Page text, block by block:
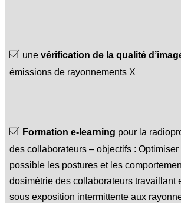
une vérification de la qualité
émissions de rayonnements X
Formation e-learning pour la
des collaborateurs – objectifs : Optimiser
possible les postures et les
dosimétrie des collaborateurs travaillant
sous exposition intermittente aux